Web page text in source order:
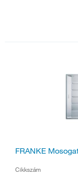
FRANKE
Cikkszám